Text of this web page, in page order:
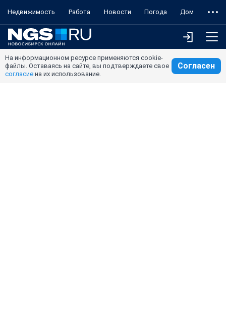
Недвижимость Работа Новости Погода Дом
На информационном ресурсе применяются cookie-
файлы. Оставаясь на сайте, вы подтверждаете свое
согласие на их использование.
Согласен